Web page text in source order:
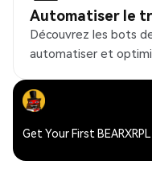
Automatiser le
Découvrez les bots
automatiser et
Get Your First